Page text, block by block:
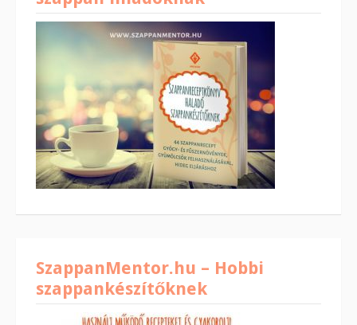
SzappanMentor.hu – Hobbi
szappankészítőknek